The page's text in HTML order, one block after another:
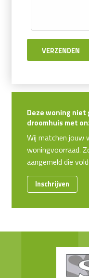
Deze woning niet
droomhuis met
Wij matchen jouw
woningvoorraad.
aangemeld die
Inschrijven